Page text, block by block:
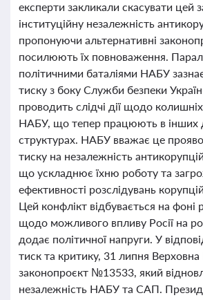
експерти закликали скасувати цей
інституційну незалежність
пропонуючи альтернативні
посилюють їх повноваження.
політичними баталіями НАБУ
тиску з боку Служби безпеки
проводить слідчі дії щодо
НАБУ, що тепер працюють в інших
структурах. НАБУ вважає це
тиску на незалежність
що ускладнює їхню роботу та
ефективності розслідувань
Цей конфлікт відбувається на фоні
щодо можливого впливу Росії на
додає політичної напруги. У
тиск та критику, 31 липня
законопроєкт №13533, який
незалежність НАБУ та САП.